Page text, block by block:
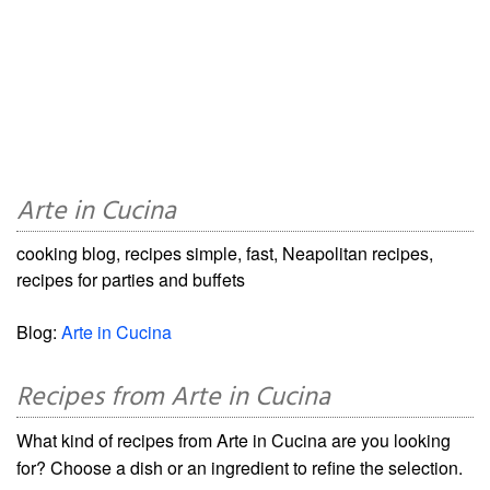
Arte in Cucina
cooking blog, recipes simple, fast, Neapolitan recipes,
recipes for parties and buffets
Blog: Arte in Cucina
Recipes from Arte in Cucina
What kind of recipes from Arte in Cucina are you looking
for? Choose a dish or an ingredient to refine the selection.